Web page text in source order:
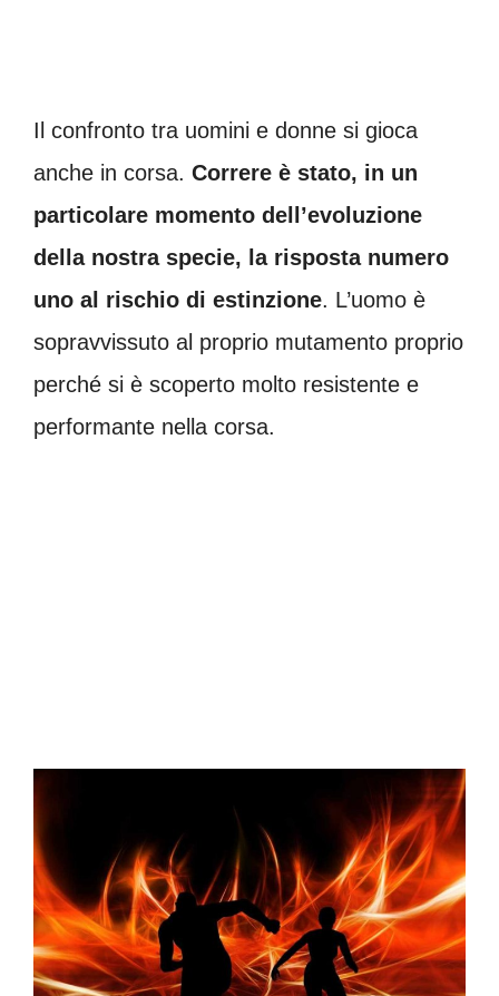
Il confronto tra uomini e donne si gioca
anche in corsa. Correre è stato, in un
particolare momento dell’evoluzione
della nostra specie, la risposta numero
uno al rischio di estinzione. L’uomo è
sopravvissuto al proprio mutamento proprio
perché si è scoperto molto resistente e
performante nella corsa.